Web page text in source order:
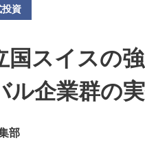
投資
国スイスの
ル企業群の
部